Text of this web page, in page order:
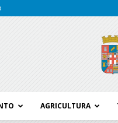
AGRICULTURA